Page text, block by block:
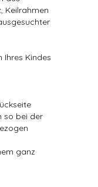
Keilrahmen
Kindes
so bei der
ganz